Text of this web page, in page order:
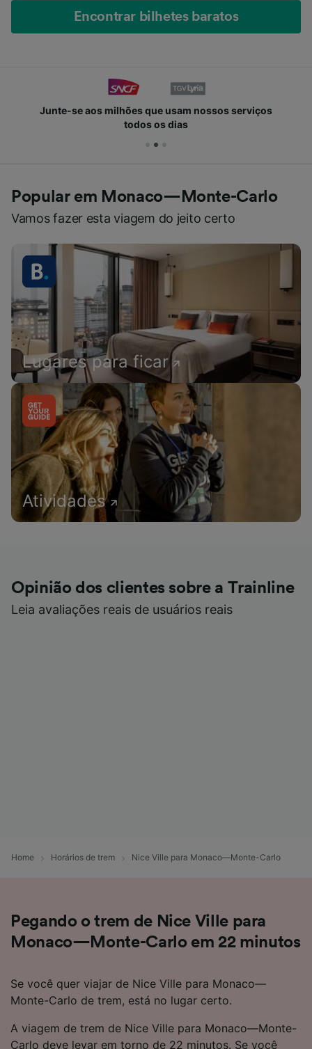
Encontrar bilhetes baratos
Junte-se aos milhões que usam nossos serviços
todos os dias
Popular em Monaco—Monte-Carlo
Vamos fazer esta viagem do jeito certo
Lugares para ficar
Atividades
Opinião dos clientes sobre a Trainline
Leia avaliações reais de usuários reais
Home Horários de trem Nice Ville para Monaco—Monte-Carlo
Pegando o trem de Nice Ville para
Monaco—Monte-Carlo em 22 minutos
Se você quer viajar de Nice Ville para Monaco—
Monte-Carlo de trem, está no lugar certo.
A viagem de trem de Nice Ville para Monaco—Monte-
Carlo deve levar em torno de 22 minutos. Se você